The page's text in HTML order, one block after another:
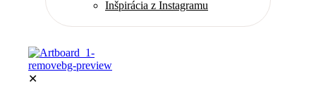
Inšpirácia z Instagramu
✕